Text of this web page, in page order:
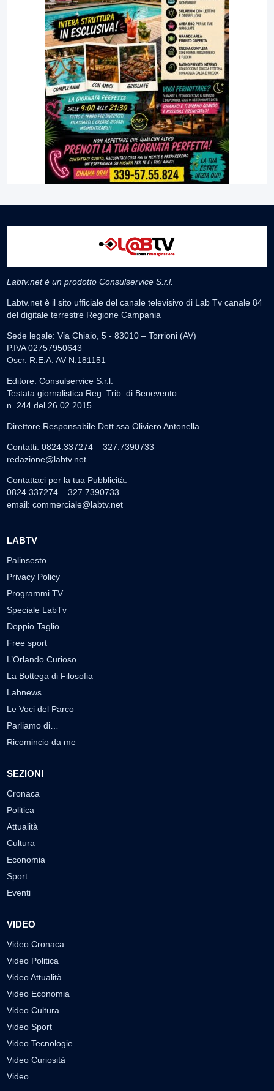
Labtv.net è un prodotto Consulservice S.r.l.
Labtv.net è il sito ufficiale del canale televisivo di Lab Tv canale 84
del digitale terrestre Regione Campania
Sede legale: Via Chiaio, 5 - 83010 – Torrioni (AV)
P.IVA 02757950643
Oscr. R.E.A. AV N.181151
Editore: Consulservice S.r.l.
Testata giornalistica Reg. Trib. di Benevento
n. 244 del 26.02.2015
Direttore Responsabile Dott.ssa Oliviero Antonella
Contatti: 0824.337274 – 327.7390733
redazione@labtv.net
Contattaci per la tua Pubblicità:
0824.337274 – 327.7390733
email: commerciale@labtv.net
LABTV
Palinsesto
Privacy Policy
Programmi TV
Speciale LabTv
Doppio Taglio
Free sport
L’Orlando Curioso
La Bottega di Filosofia
Labnews
Le Voci del Parco
Parliamo di…
Ricomincio da me
SEZIONI
Cronaca
Politica
Attualità
Cultura
Economia
Sport
Eventi
VIDEO
Video Cronaca
Video Politica
Video Attualità
Video Economia
Video Cultura
Video Sport
Video Tecnologie
Video Curiosità
Video